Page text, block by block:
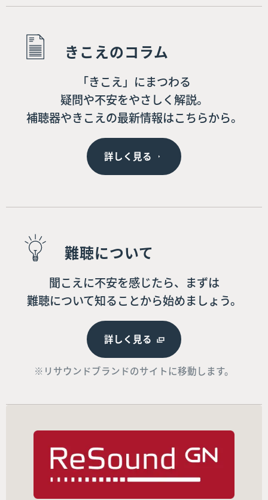
きこえのコラム
「きこえ」にまつわる
疑問や不安をやさしく解説。
補聴器やきこえの最新情報はこちらから。
詳しく見る
難聴について
聞こえに不安を感じたら、まずは
難聴について知ることから始めましょう。
詳しく見る
※リサウンドブランドのサイトに移動します。